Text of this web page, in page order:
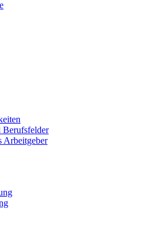
Berufsfelder
Arbeitgeber